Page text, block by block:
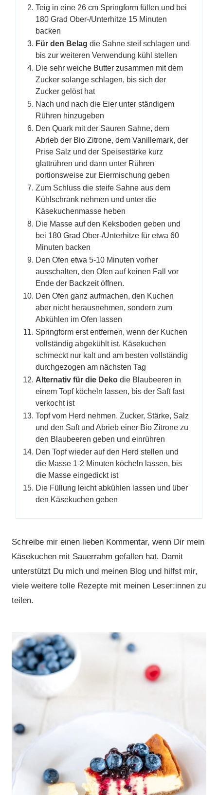
Teig in eine 26 cm Springform füllen und bei
180 Grad Ober-/Unterhitze 15 Minuten
backen
Für den Belag die Sahne steif schlagen und
bis zur weiteren Verwendung kühl stellen
Die sehr weiche Butter zusammen mit dem
Zucker solange schlagen, bis sich der
Zucker gelöst hat
Nach und nach die Eier unter ständigem
Rühren hinzugeben
Den Quark mit der Sauren Sahne, dem
Abrieb der Bio Zitrone, dem Vanillemark, der
Prise Salz und der Speisestärke kurz
glattrühren und dann unter Rühren
portionsweise zur Eiermischung geben
Zum Schluss die steife Sahne aus dem
Kühlschrank nehmen und unter die
Käsekuchenmasse heben
Die Masse auf den Keksboden geben und
bei 180 Grad Ober-/Unterhitze für etwa 60
Minuten backen
Den Ofen etwa 5-10 Minuten vorher
ausschalten, den Ofen auf keinen Fall vor
Ende der Backzeit öffnen.
Den Ofen ganz aufmachen, den Kuchen
aber nicht herausnehmen, sondern zum
Abkühlen im Ofen lassen
Springform erst entfernen, wenn der Kuchen
vollständig abgekühlt ist. Käsekuchen
schmeckt nur kalt und am besten vollständig
durchgezogen am nächsten Tag
Alternativ für die Deko die Blaubeeren in
einem Topf köcheln lassen, bis der Saft fast
verkocht ist
Topf vom Herd nehmen. Zucker, Stärke, Salz
und den Saft und Abrieb einer Bio Zitrone zu
den Blaubeeren geben und einrühren
Den Topf wieder auf den Herd stellen und
die Masse 1-2 Minuten köcheln lassen, bis
die Masse eingedickt ist
Die Füllung leicht abkühlen lassen und über
den Käsekuchen geben
Schreibe mir einen lieben Kommentar, wenn Dir mein
Käsekuchen mit Sauerrahm gefallen hat. Damit
unterstützt Du mich und meinen Blog und hilfst mir,
viele weitere tolle Rezepte mit meinen Leser:innen zu
teilen.